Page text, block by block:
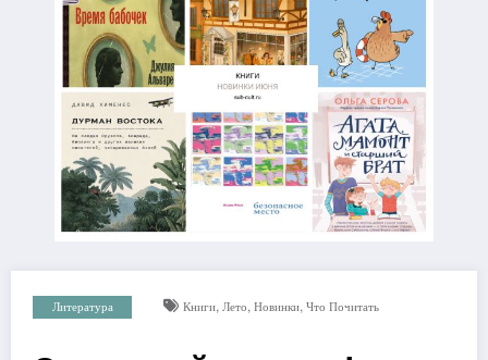
Литература Книги, Лето, Новинки, Что Почитать